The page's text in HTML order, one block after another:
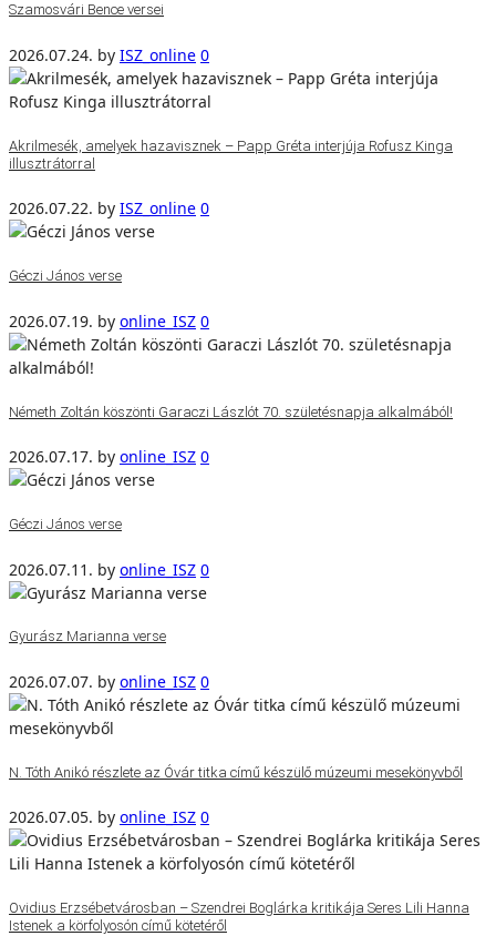
Szamosvári Bence versei
2026.07.24. by ISZ_online 0
Akrilmesék, amelyek hazavisznek – Papp Gréta interjúja Rofusz Kinga
illusztrátorral
2026.07.22. by ISZ_online 0
Géczi János verse
2026.07.19. by online_ISZ 0
Németh Zoltán köszönti Garaczi Lászlót 70. születésnapja alkalmából!
2026.07.17. by online_ISZ 0
Géczi János verse
2026.07.11. by online_ISZ 0
Gyurász Marianna verse
2026.07.07. by online_ISZ 0
N. Tóth Anikó részlete az Óvár titka című készülő múzeumi mesekönyvből
2026.07.05. by online_ISZ 0
Ovidius Erzsébetvárosban – Szendrei Boglárka kritikája Seres Lili Hanna
Istenek a körfolyosón című kötetéről